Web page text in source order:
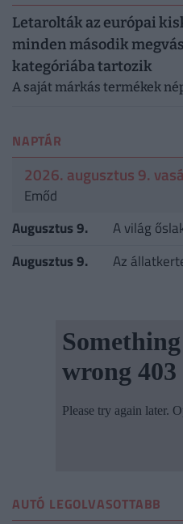
Letarolták az európai
minden második
kategóriába tartozik
A saját márkás termékek
NAPTÁR
2026. augusztus 9.
Emőd
Augusztus 9.
A világ
Augusztus 9.
Az
AUTÓ LEGOLVASOTTABB